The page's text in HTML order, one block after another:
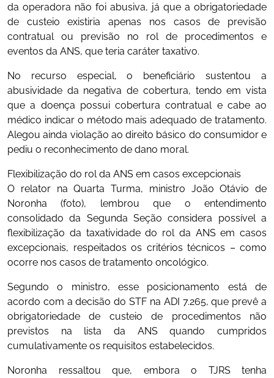
da operadora não foi abusiva, já que a obrigatoriedade
de custeio existiria apenas nos casos de previsão
contratual ou previsão no rol de procedimentos e
eventos da ANS, que teria caráter taxativo.
No recurso especial, o beneficiário sustentou a
abusividade da negativa de cobertura, tendo em vista
que a doença possui cobertura contratual e cabe ao
médico indicar o método mais adequado de tratamento.
Alegou ainda violação ao direito básico do consumidor e
pediu o reconhecimento de dano moral.
Flexibilização do rol da ANS em casos excepcionais
O relator na Quarta Turma, ministro João Otávio de
Noronha (foto), lembrou que o entendimento
consolidado da Segunda Seção considera possível a
flexibilização da taxatividade do rol da ANS em casos
excepcionais, respeitados os critérios técnicos – como
ocorre nos casos de tratamento oncológico.
Segundo o ministro, esse posicionamento está de
acordo com a decisão do STF na ADI 7.265, que prevê a
obrigatoriedade de custeio de procedimentos não
previstos na lista da ANS quando cumpridos
cumulativamente os requisitos estabelecidos.
Noronha ressaltou que, embora o TJRS tenha